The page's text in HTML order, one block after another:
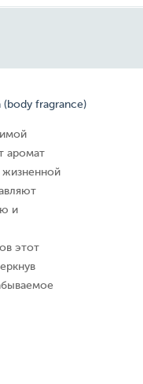
fragrance)
аромат
жизненной
и
этот